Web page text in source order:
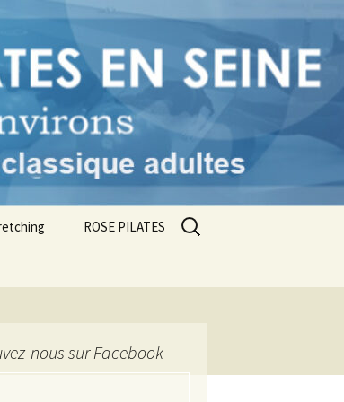
ROSE PILATES
Rechercher :
nous sur Facebook